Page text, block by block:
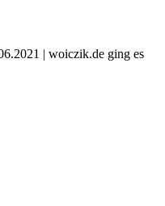
| woiczik.de ging es